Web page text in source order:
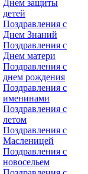
Днем защиты
детей
Поздравления с
Днем Знаний
Поздравления с
Днем матери
Поздравления с
днем рождения
Поздравления с
именинами
Поздравления с
летом
Поздравления с
Масленицей
Поздравления с
новосельем